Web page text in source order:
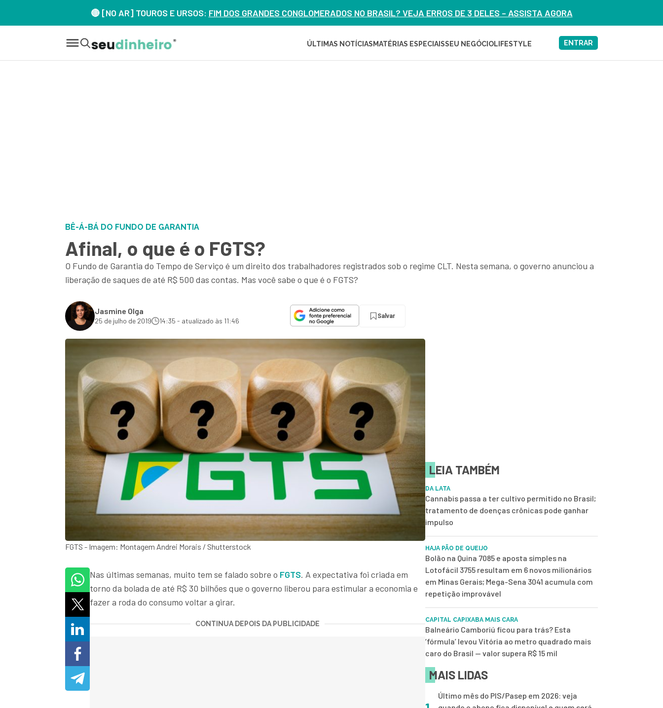
🔴 [NO AR] TOUROS E URSOS: FIM DOS GRANDES CONGLOMERADOS NO BRASIL? VEJA ERROS DE 3 DELES – ASSISTA AGORA
ÚLTIMAS NOTÍCIAS MATÉRIAS ESPECIAISSEU NEGÓCIOLIFESTYLE ENTRAR
BÊ-Á-BÁ DO FUNDO DE GARANTIA
Afinal, o que é o FGTS?
O Fundo de Garantia do Tempo de Serviço é um direito dos trabalhadores registrados sob o regime CLT. Nesta semana, o governo anunciou a
liberação de saques de até R$ 500 das contas. Mas você sabe o que é o FGTS?
Jasmine Olga
25 de julho de 2019 14:35 - atualizado às 11:46
Salvar
FGTS - Imagem: Montagem Andrei Morais / Shutterstock
Nas últimas semanas, muito tem se falado sobre o FGTS. A expectativa foi criada em
torno da bolada de até R$ 30 bilhões que o governo liberou para estimular a economia e
fazer a roda do consumo voltar a girar.
CONTINUA DEPOIS DA PUBLICIDADE
LEIA TAMBÉM
DA LATA
Cannabis passa a ter cultivo permitido no Brasil;
tratamento de doenças crônicas pode ganhar
impulso
HAJA PÃO DE QUEIJO
Bolão na Quina 7085 e aposta simples na
Lotofácil 3755 resultam em 6 novos milionários
em Minas Gerais; Mega-Sena 3041 acumula com
repetição improvável
CAPITAL CAPIXABA MAIS CARA
Balneário Camboriú ficou para trás? Esta
‘fórmula’ levou Vitória ao metro quadrado mais
caro do Brasil — valor supera R$ 15 mil
MAIS LIDAS
Último mês do PIS/Pasep em 2026: veja